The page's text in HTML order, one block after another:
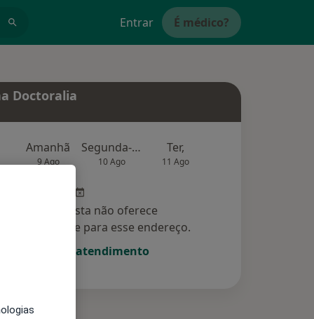
Entrar É médico?
Doctoralia
Amanhã
9 Ago
Segunda-feira
10 Ago
Ter,
11 Ago
Esse especialista não oferece
online para esse endereço.
Solicite um atendimento